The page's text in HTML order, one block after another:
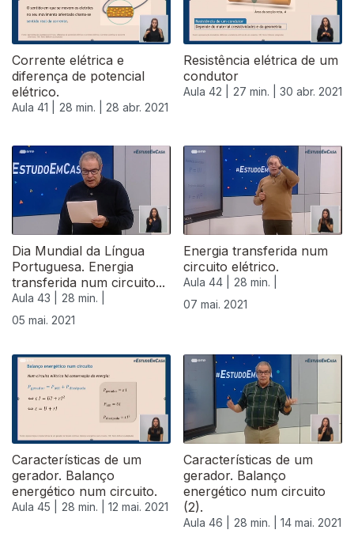
Corrente elétrica e
diferença de potencial
elétrico.
Aula 41 | 28 min. | 28 abr. 2021
Resistência elétrica de um
condutor
Aula 42 | 27 min. | 30 abr. 2021
Dia Mundial da Língua
Portuguesa. Energia
transferida num circuito...
Aula 43 |
28 min. |
05 mai. 2021
Energia transferida num
circuito elétrico.
Aula 44 |
28 min. |
07 mai. 2021
Características de um
gerador. Balanço
energético num circuito.
Aula 45 | 28 min. | 12 mai. 2021
Características de um
gerador. Balanço
energético num circuito
(2).
Aula 46 | 28 min. | 14 mai. 2021
544044